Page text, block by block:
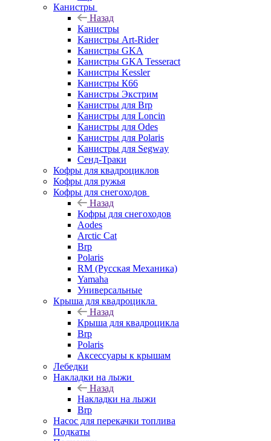
Канистры
Назад
Канистры
Канистры Art-Rider
Канистры GKA
Канистры GKA Tesseract
Канистры Kessler
Канистры К66
Канистры Экстрим
Канистры для Brp
Канистры для Loncin
Канистры для Odes
Канистры для Polaris
Канистры для Segway
Сенд-Траки
Кофры для квадроциклов
Кофры для ружья
Кофры для снегоходов
Назад
Кофры для снегоходов
Aodes
Arctic Cat
Brp
Polaris
RM (Русская Механика)
Yamaha
Универсальные
Крыша для квадроцикла
Назад
Крыша для квадроцикла
Brp
Polaris
Аксессуары к крышам
Лебедки
Накладки на лыжи
Назад
Накладки на лыжи
Brp
Насос для перекачки топлива
Подкаты